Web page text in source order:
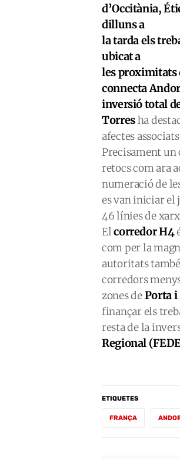
d’Occitània,
dilluns a
la tarda els
ubicat a
les proximitats
connecta
inversió total
Torresha
afectes
Precisament un
retocs com ara
numeració de
es van iniciar el
46 línies de
Elcorredor H4
com per la
autoritats
corredors
zones dePorta
finançar els
resta de la
Regional
ETIQUETES
FRANÇA